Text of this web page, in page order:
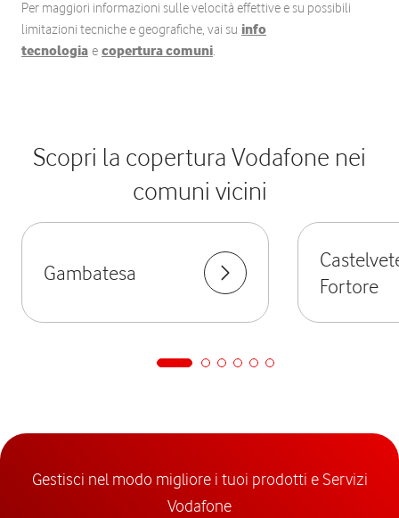
Per maggiori informazioni sulle velocità effettive e su possibili
limitazioni tecniche e geografiche, vai su info
tecnologia e copertura comuni.
Scopri la copertura Vodafone nei
comuni vicini
Gambatesa
Fortore
Gestisci nel modo migliore i tuoi prodotti e Servizi
Vodafone